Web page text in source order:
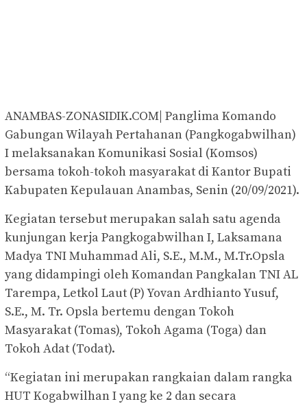
ANAMBAS-ZONASIDIK.COM| Panglima Komando
Gabungan Wilayah Pertahanan (Pangkogabwilhan)
I melaksanakan Komunikasi Sosial (Komsos)
bersama tokoh-tokoh masyarakat di Kantor Bupati
Kabupaten Kepulauan Anambas, Senin (20/09/2021).
Kegiatan tersebut merupakan salah satu agenda
kunjungan kerja Pangkogabwilhan I, Laksamana
Madya TNI Muhammad Ali, S.E., M.M., M.Tr.Opsla
yang didampingi oleh Komandan Pangkalan TNI AL
Tarempa, Letkol Laut (P) Yovan Ardhianto Yusuf,
S.E., M. Tr. Opsla bertemu dengan Tokoh
Masyarakat (Tomas), Tokoh Agama (Toga) dan
Tokoh Adat (Todat).
“Kegiatan ini merupakan rangkaian dalam rangka
HUT Kogabwilhan I yang ke 2 dan secara